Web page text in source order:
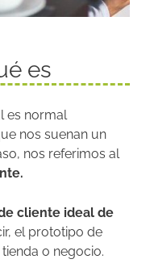
es
es normal
nos suenan un
nos referimos al
cliente ideal de
el prototipo de
o negocio.